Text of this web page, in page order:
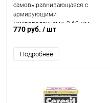
самовыравнивающаяся с
армирующими
микроволокнами, 3-60 мм.
(25кг)
770 руб. / шт
Подробнее